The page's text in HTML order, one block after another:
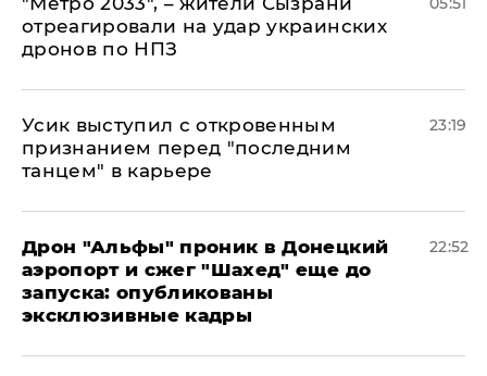
отреагировали на удар украинских
дронов по НПЗ
Усик выступил с откровенным
признанием перед "последним
танцем" в карьере
23:19
Дрон "Альфы" проник в Донецкий
аэропорт и сжег "Шахед" еще до
запуска: опубликованы
эксклюзивные кадры
22:52